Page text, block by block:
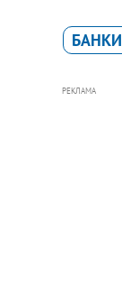
БАНКИ
РЕКЛАМА